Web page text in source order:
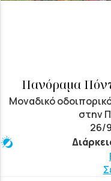
Πανόραμα
Μοναδικό
στην
26/